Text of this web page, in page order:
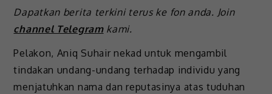
Dapatkan berita terkini terus ke fon anda. Join
channel Telegramkami.
Pelakon, Aniq Suhair nekad untuk mengambil
tindakan undang-undang terhadap individu yang
menjatuhkan nama dan reputasinya atas tuduhan